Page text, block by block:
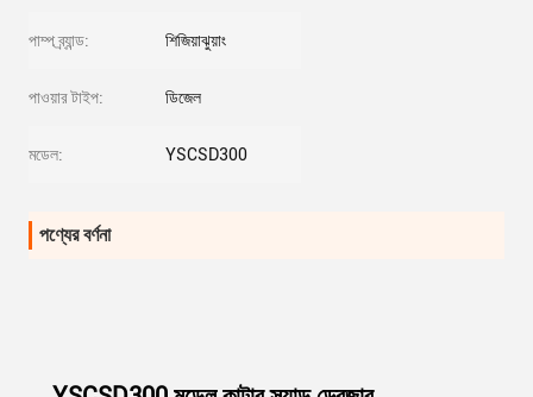
পাম্প ব্র্যান্ড: শিজিয়াঝুয়াং
পাওয়ার টাইপ: ডিজেল
মডেল: YSCSD300
পণ্যের বর্ণনা